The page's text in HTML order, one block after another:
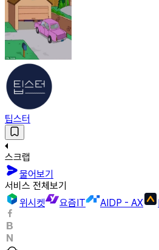
팁스터
스크랩
물어보기
서비스 전체보기
위시켓
요즘IT AIDP - AX